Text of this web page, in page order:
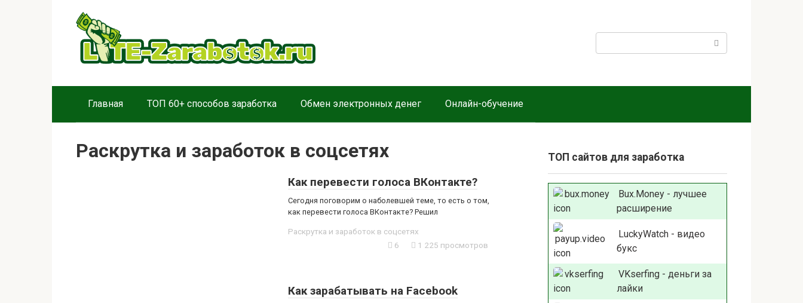
Главная ТОП 60+ способов заработка Обмен электронных денег Онлайн-обучение
Раскрутка и заработок в соцсетях
Как перевести голоса ВКонтакте?
Сегодня поговорим о наболевшей теме, то есть о том,
как перевести голоса ВКонтакте? Решил
Раскрутка и заработок в соцсетях
6
1 225 просмотров
Как зарабатывать на Facebook
ТОП сайтов для заработка
Bux.Money - лучшее
расширение
LuckyWatch - видео
букс
VKserfing - деньги за
лайки